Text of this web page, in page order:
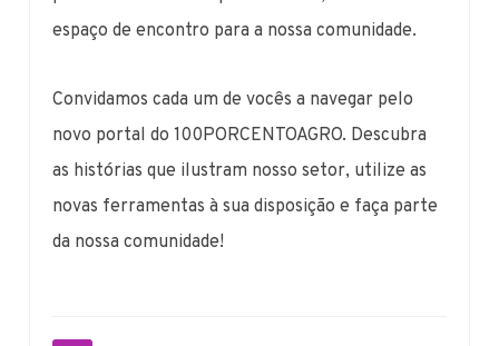
espaço de encontro para a nossa comunidade.
Convidamos cada um de vocês a navegar pelo
novo portal do 100PORCENTOAGRO. Descubra
as histórias que ilustram nosso setor, utilize as
novas ferramentas à sua disposição e faça parte
da nossa comunidade!